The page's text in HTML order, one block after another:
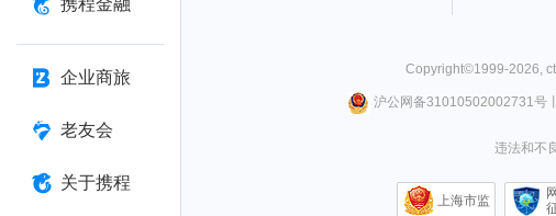
携程金融
企业商旅
老友会
关于携程
Copyright©1999-2026,
沪公网备31010502002731号丨
违法和不
上海市监